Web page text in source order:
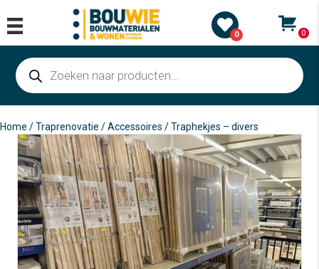
0 0
Producten
zoeken
Home /Traprenovatie /Accessoires / Traphekjes – divers